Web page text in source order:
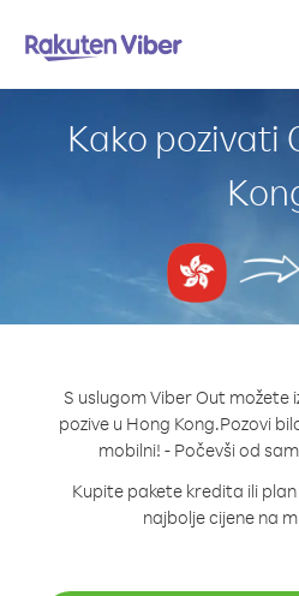
Kako pozivati
S uslugom Viber Out možete
pozive u Hong Kong.Pozovi
mobilni! - Počevši od
Kupite pakete kredita ili
najbolje cijene na